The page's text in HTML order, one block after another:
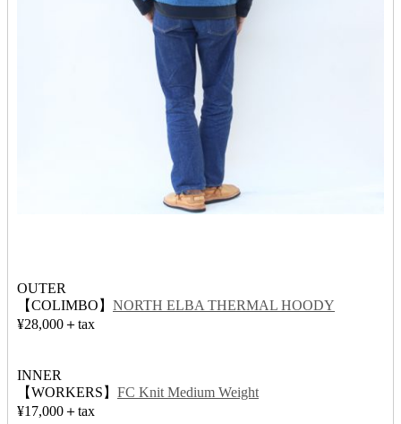
OUTER
【COLIMBO】 NORTH ELBA THERMAL HOODY
¥28,000＋tax
INNER
【WORKERS】 FC Knit Medium Weight
¥17,000＋tax